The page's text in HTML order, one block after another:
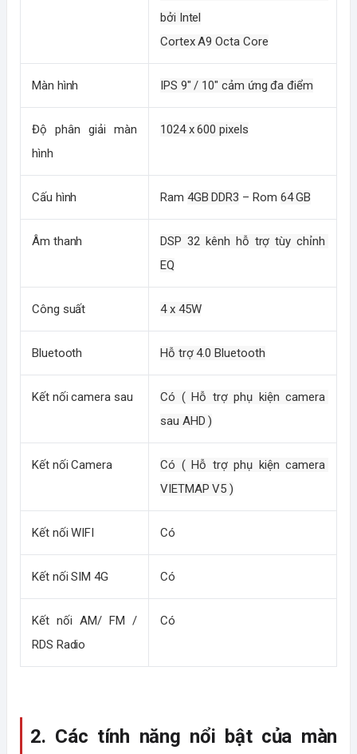
bởi Intel
Cortex A9 Octa Core
Màn hình IPS 9" / 10" cảm ứng đa điểm
Độ phân giải màn
hình
1024 x 600 pixels
Cấu hình Ram 4GB DDR3 – Rom 64 GB
Âm thanh
DSP 32 kênh hỗ trợ tùy chỉnh
EQ
Công suất 4 x 45W
Bluetooth Hỗ trợ 4.0 Bluetooth
Kết nối camera sau
Có ( Hỗ trợ phụ kiện camera
sau AHD )
Kết nối Camera
Có ( Hỗ trợ phụ kiện camera
VIETMAP V5 )
Kết nối WIFI Có
Kết nối SIM 4G Có
Kết nối AM/ FM /
RDS Radio
Có
2. Các tính năng nổi bật của màn